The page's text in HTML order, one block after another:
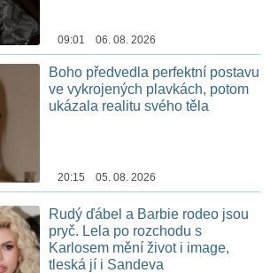
09:01 06. 08. 2026
Boho předvedla perfektní postavu
ve vykrojených plavkách, potom
ukázala realitu svého těla
20:15 05. 08. 2026
Rudý ďábel a Barbie rodeo jsou
pryč. Lela po rozchodu s
Karlosem mění život i image,
tleská jí i Sandeva